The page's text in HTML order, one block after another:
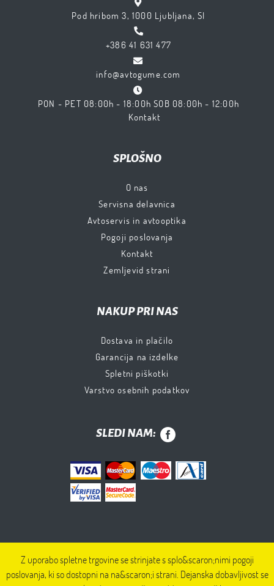
Pod hribom 3, 1000 Ljubljana, SI
+386 41 631 477
info@avtogume.com
PON - PET 08:00h - 18:00h SOB 08:00h - 12:00h
Kontakt
SPLOŠNO
O nas
Servisna delavnica
Avtoservis in avtooptika
Pogoji poslovanja
Kontakt
Zemljevid strani
NAKUP PRI NAS
Dostava in plačilo
Garancija na izdelke
Spletni piškotki
Varstvo osebnih podatkov
SLEDI NAM:
Z uporabo spletne trgovine se strinjate s splo&scaron;nimi pogoji
poslovanja, ki so dostopni na na&scaron;i strani. Dejanska dobavljivost se